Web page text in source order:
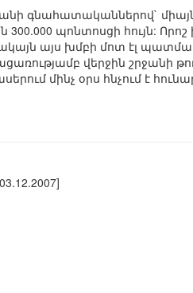
գնահատականներով`
300.000 պոնտոսցի հույն:
այս խմբի մոտ էլ
վերջին շրջանի
մինչ օրս հնչում է